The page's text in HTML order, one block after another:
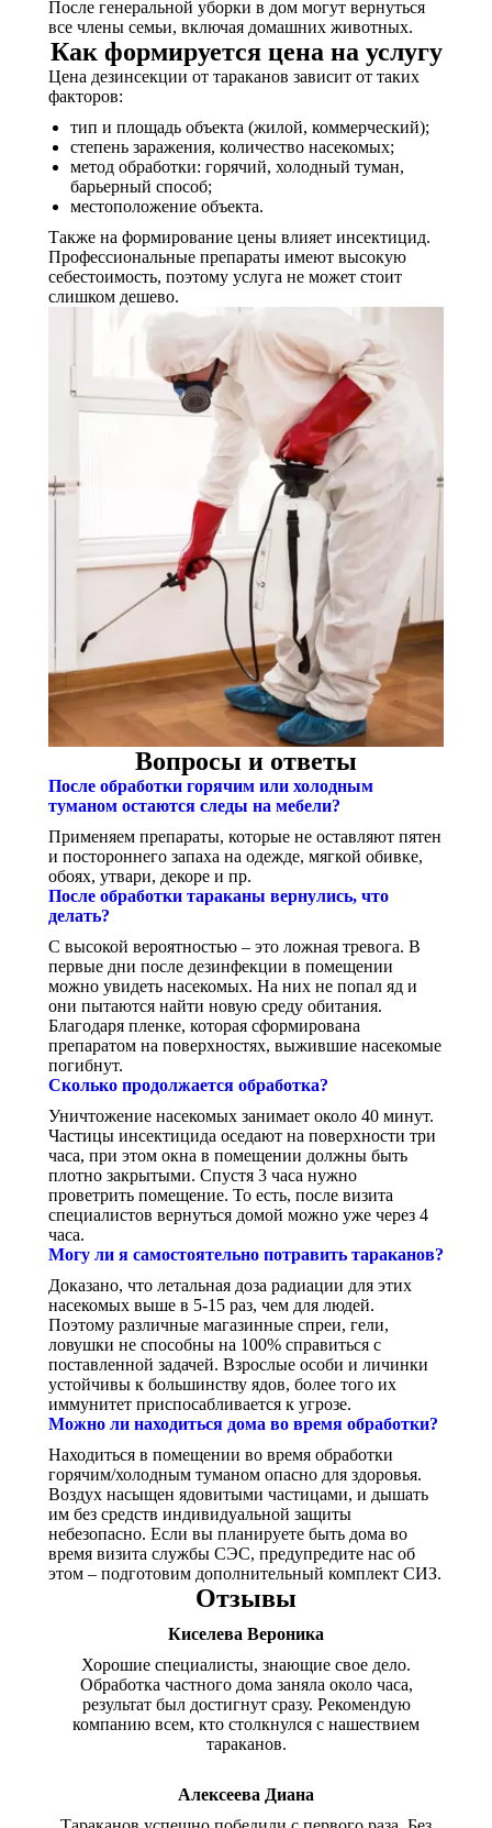
После генеральной уборки в дом могут вернуться
все члены семьи, включая домашних животных.
Как формируется цена на услугу
Цена дезинсекции от тараканов зависит от таких
факторов:
тип и площадь объекта (жилой, коммерческий);
степень заражения, количество насекомых;
метод обработки: горячий, холодный туман,
барьерный способ;
местоположение объекта.
Также на формирование цены влияет инсектицид.
Профессиональные препараты имеют высокую
себестоимость, поэтому услуга не может стоит
слишком дешево.
Вопросы и ответы
После обработки горячим или холодным
туманом остаются следы на мебели?
Применяем препараты, которые не оставляют пятен
и постороннего запаха на одежде, мягкой обивке,
обоях, утвари, декоре и пр.
После обработки тараканы вернулись, что
делать?
С высокой вероятностью – это ложная тревога. В
первые дни после дезинфекции в помещении
можно увидеть насекомых. На них не попал яд и
они пытаются найти новую среду обитания.
Благодаря пленке, которая сформирована
препаратом на поверхностях, выжившие насекомые
погибнут.
Сколько продолжается обработка?
Уничтожение насекомых занимает около 40 минут.
Частицы инсектицида оседают на поверхности три
часа, при этом окна в помещении должны быть
плотно закрытыми. Спустя 3 часа нужно
проветрить помещение. То есть, после визита
специалистов вернуться домой можно уже через 4
часа.
Могу ли я самостоятельно потравить тараканов?
Доказано, что летальная доза радиации для этих
насекомых выше в 5-15 раз, чем для людей.
Поэтому различные магазинные спреи, гели,
ловушки не способны на 100% справиться с
поставленной задачей. Взрослые особи и личинки
устойчивы к большинству ядов, более того их
иммунитет приспосабливается к угрозе.
Можно ли находиться дома во время обработки?
Находиться в помещении во время обработки
горячим/холодным туманом опасно для здоровья.
Воздух насыщен ядовитыми частицами, и дышать
им без средств индивидуальной защиты
небезопасно. Если вы планируете быть дома во
время визита службы СЭС, предупредите нас об
этом – подготовим дополнительный комплект СИЗ.
Отзывы
Киселева Вероника
Хорошие специалисты, знающие свое дело.
Обработка частного дома заняла около часа,
результат был достигнут сразу. Рекомендую
компанию всем, кто столкнулся с нашествием
тараканов.
Алексеева Диана